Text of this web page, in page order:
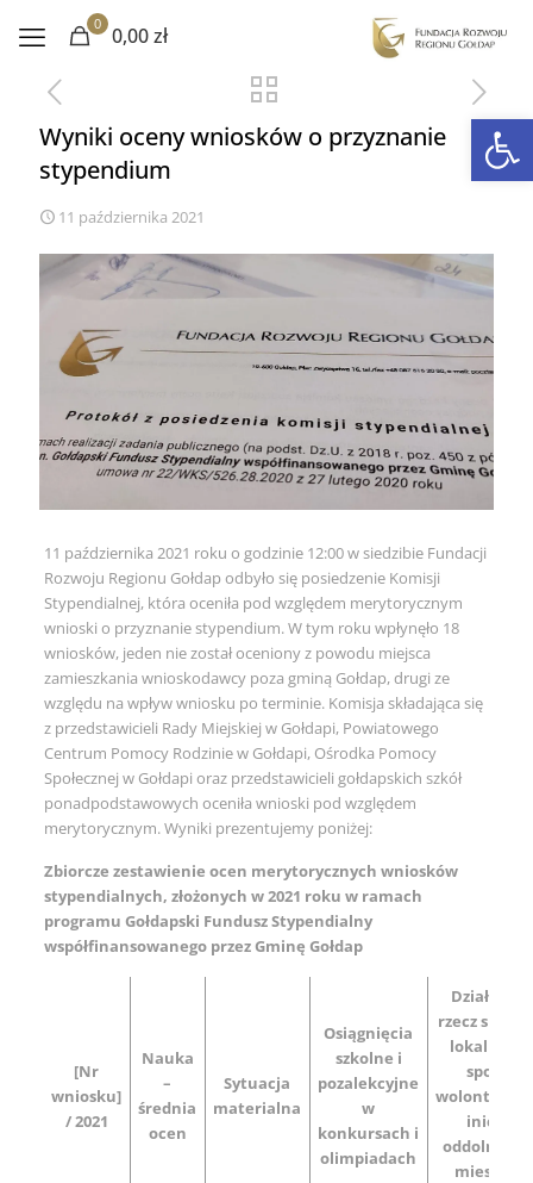
0 0,00 zł
Wyniki oceny wniosków o przyznanie
stypendium
11 października 2021
11 października 2021 roku o godzinie 12:00 w siedzibie Fundacji
Rozwoju Regionu Gołdap odbyło się posiedzenie Komisji
Stypendialnej, która oceniła pod względem merytorycznym
wnioski o przyznanie stypendium. W tym roku wpłynęło 18
wniosków, jeden nie został oceniony z powodu miejsca
zamieszkania wnioskodawcy poza gminą Gołdap, drugi ze
względu na wpływ wniosku po terminie. Komisja składająca się
z przedstawicieli Rady Miejskiej w Gołdapi, Powiatowego
Centrum Pomocy Rodzinie w Gołdapi, Ośrodka Pomocy
Społecznej w Gołdapi oraz przedstawicieli gołdapskich szkół
ponadpodstawowych oceniła wnioski pod względem
merytorycznym. Wyniki prezentujemy poniżej:
Zbiorcze zestawienie ocen merytorycznych wniosków
stypendialnych, złożonych w 2021 roku w ramach
programu Gołdapski Fundusz Stypendialny
współfinansowanego przez Gminę Gołdap
[Nr
wniosku]
/ 2021
Nauka
–
średnia
ocen
Sytuacja
materialna
Osiągnięcia
szkolne i
pozalekcyjne
w
konkursach i
olimpiadach
rzecz
lokalnej,
oddolna na